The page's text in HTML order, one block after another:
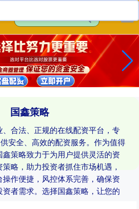
国鑫策略
合法、正规的在线配资平台，专
安全、高效的配资服务。作为值得
策略致力于为用户提供灵活的资
略，助力投资者抓住市场机遇，
作便捷，风控体系完善，确保资
者需求。选择国鑫策略，让您的